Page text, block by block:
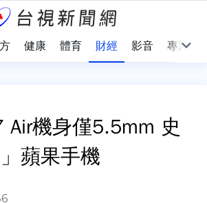
健康 體育 財經 影音 專題
Air機身僅5.5mm 史
蘋果手機